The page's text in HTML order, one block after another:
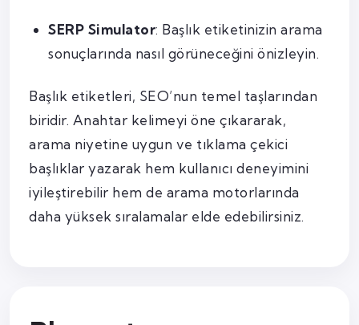
SERP Simulator: Başlık etiketinizin arama
sonuçlarında nasıl görüneceğini önizleyin.
Başlık etiketleri, SEO’nun temel taşlarından
biridir. Anahtar kelimeyi öne çıkararak,
arama niyetine uygun ve tıklama çekici
başlıklar yazarak hem kullanıcı deneyimini
iyileştirebilir hem de arama motorlarında
daha yüksek sıralamalar elde edebilirsiniz.